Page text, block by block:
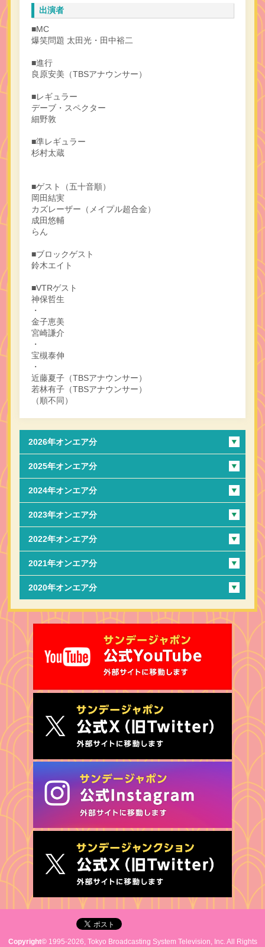
出演者
■MC
爆笑問題 太田光・田中裕二
■進行
良原安美（TBSアナウンサー）
■レギュラー
デーブ・スペクター
細野敦
■準レギュラー
杉村太蔵
■ゲスト（五十音順）
岡田結実
カズレーザー（メイプル超合金）
成田悠輔
らん
■ブロックゲスト
鈴木エイト
■VTRゲスト
神保哲生
・
金子恵美
宮崎謙介
・
宝槻泰伸
・
近藤夏子（TBSアナウンサー）
若林有子（TBSアナウンサー）
（順不同）
2026年オンエア分
2025年オンエア分
2024年オンエア分
2023年オンエア分
2022年オンエア分
2021年オンエア分
2020年オンエア分
Copyright©1995-2026, Tokyo Broadcasting System Television, Inc. All Rights